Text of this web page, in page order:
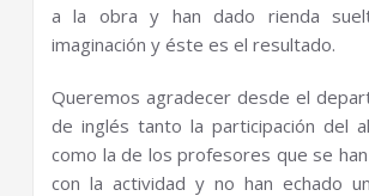
a la obra y han dado rienda
imaginación y éste es el resultado.
Queremos agradecer desde el
de inglés tanto la participación del
como la de los profesores que se
con la actividad y no han echado